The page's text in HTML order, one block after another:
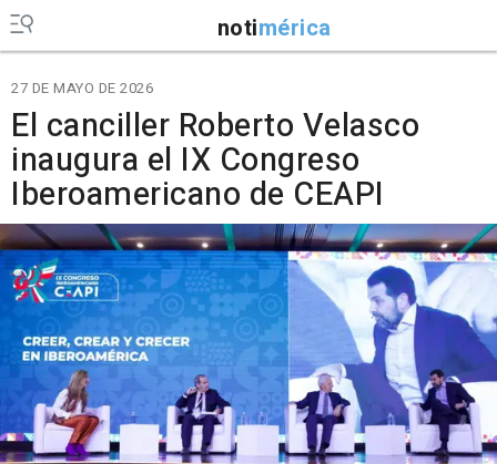
notimérica
27 DE MAYO DE 2026
El canciller Roberto Velasco
inaugura el IX Congreso
Iberoamericano de CEAPI